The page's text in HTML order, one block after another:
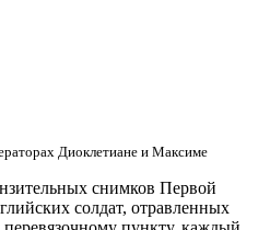
Диоклетиане и Максиме
снимков Первой
солдат, отравленных